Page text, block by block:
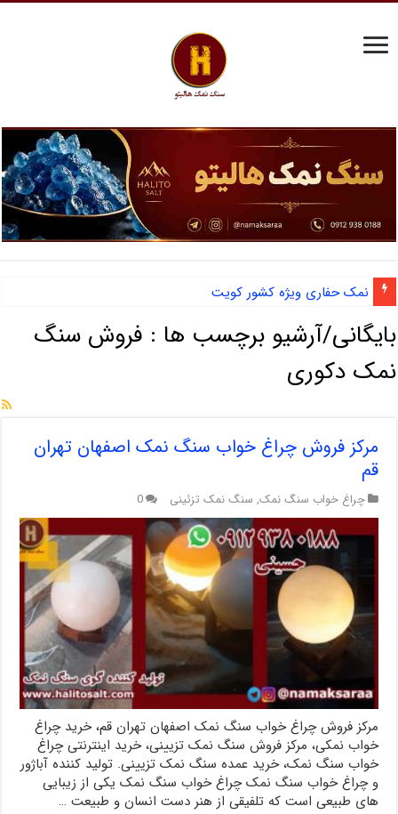
نمک حفاری ویژه کشور کویت
بایگانی/آرشیو برچسب ها : فروش سنگ
نمک دکوری
مرکز فروش چراغ خواب سنگ نمک اصفهان تهران
قم
چراغ خواب سنگ نمک, سنگ نمک تزئینی 0
مرکز فروش چراغ خواب سنگ نمک اصفهان تهران قم، خرید چراغ
خواب نمکی، مرکز فروش سنگ نمک تزیینی، خرید اینترنتی چراغ
خواب سنگ نمک، خرید عمده سنگ نمک تزیینی. تولید کننده آباژور
و چراغ خواب سنگ نمک چراغ خواب سنگ نمک یکی از زیبایی
های طبیعی است که تلفیقی از هنر دست انسان و طبیعت …